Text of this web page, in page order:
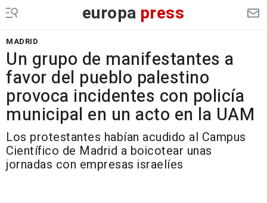
europa press
MADRID
Un grupo de manifestantes a
favor del pueblo palestino
provoca incidentes con policía
municipal en un acto en la UAM
Los protestantes habían acudido al Campus
Científico de Madrid a boicotear unas
jornadas con empresas israelíes